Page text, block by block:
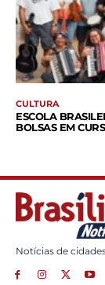
CULTURA
ESCOLA
BOLSAS EM
Notícias de